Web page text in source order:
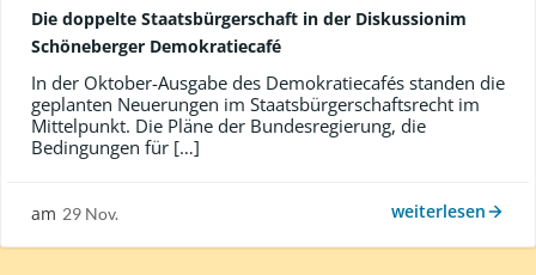
Die doppelte Staatsbürgerschaft in der Diskussionim
Schöneberger Demokratiecafé
In der Oktober-Ausgabe des Demokratiecafés standen die
geplanten Neuerungen im Staatsbürgerschaftsrecht im
Mittelpunkt. Die Pläne der Bundesregierung, die
Bedingungen für […]
am 29 Nov. weiterlesen